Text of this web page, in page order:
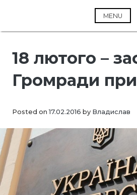
MENU
18 лютого –
Громради
Posted on17.02.2016 by Владислав